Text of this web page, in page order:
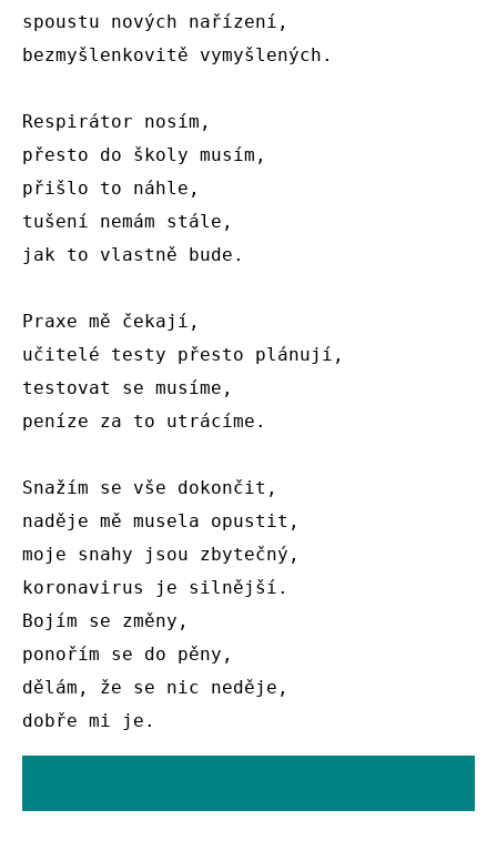
spoustu nových nařízení,
bezmyšlenkovitě vymyšlených.
Respirátor nosím,
přesto do školy musím,
přišlo to náhle,
tušení nemám stále,
jak to vlastně bude.
Praxe mě čekají,
učitelé testy přesto plánují,
testovat se musíme,
peníze za to utrácíme.
Snažím se vše dokončit,
naděje mě musela opustit,
moje snahy jsou zbytečný,
koronavirus je silnější.
Bojím se změny,
ponořím se do pěny,
dělám, že se nic neděje,
dobře mi je.